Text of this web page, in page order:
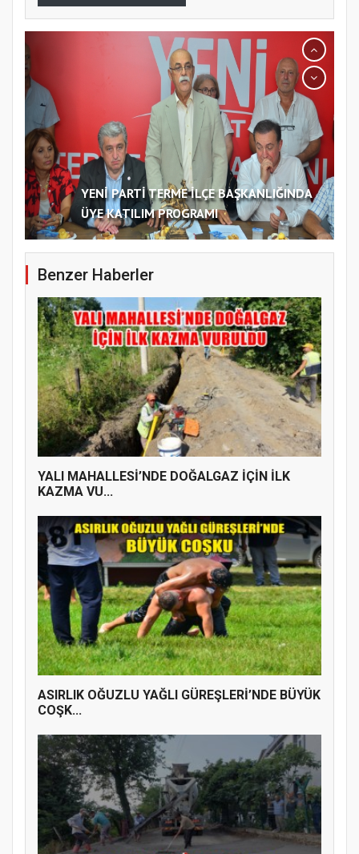
YENİ PARTİ TERME İLÇE BAŞKANLIĞINDA
ÜYE KATILIM PROGRAMI
Benzer Haberler
YALI MAHALLESİ’NDE DOĞALGAZ İÇİN İLK
KAZMA VU...
ASIRLIK OĞUZLU YAĞLI GÜREŞLERİ’NDE BÜYÜK
COŞK...